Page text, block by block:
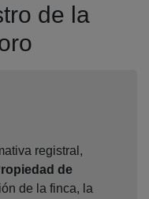
de la
registral,
de
de la finca, la